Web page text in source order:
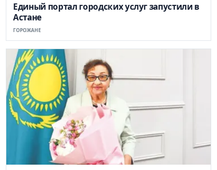
Единый портал городских услуг запустили в
Астане
ГОРОЖАНЕ